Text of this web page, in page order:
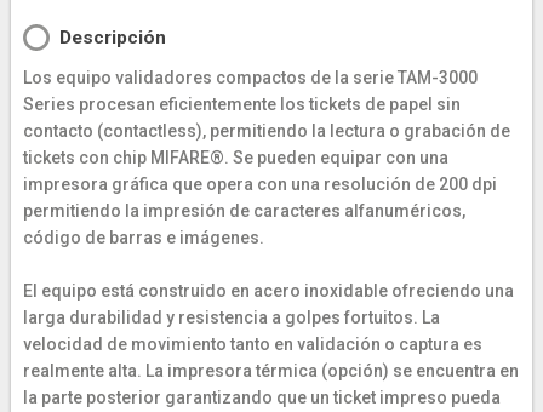
Descripción
Los equipo validadores compactos de la serie TAM-3000
Series procesan eficientemente los tickets de papel sin
contacto (contactless), permitiendo la lectura o grabación de
tickets con chip MIFARE®. Se pueden equipar con una
impresora gráfica que opera con una resolución de 200 dpi
permitiendo la impresión de caracteres alfanuméricos,
código de barras e imágenes.
El equipo está construido en acero inoxidable ofreciendo una
larga durabilidad y resistencia a golpes fortuitos. La
velocidad de movimiento tanto en validación o captura es
realmente alta. La impresora térmica (opción) se encuentra en
la parte posterior garantizando que un ticket impreso pueda